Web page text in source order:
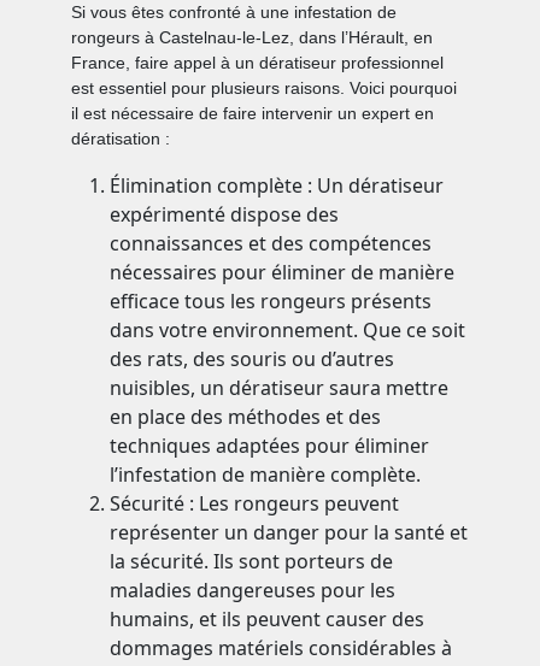
Si vous êtes confronté à une infestation de
rongeurs à Castelnau-le-Lez, dans l’Hérault, en
France, faire appel à un dératiseur professionnel
est essentiel pour plusieurs raisons. Voici pourquoi
il est nécessaire de faire intervenir un expert en
dératisation :
Élimination complète : Un dératiseur
expérimenté dispose des
connaissances et des compétences
nécessaires pour éliminer de manière
efficace tous les rongeurs présents
dans votre environnement. Que ce soit
des rats, des souris ou d’autres
nuisibles, un dératiseur saura mettre
en place des méthodes et des
techniques adaptées pour éliminer
l’infestation de manière complète.
Sécurité : Les rongeurs peuvent
représenter un danger pour la santé et
la sécurité. Ils sont porteurs de
maladies dangereuses pour les
humains, et ils peuvent causer des
dommages matériels considérables à